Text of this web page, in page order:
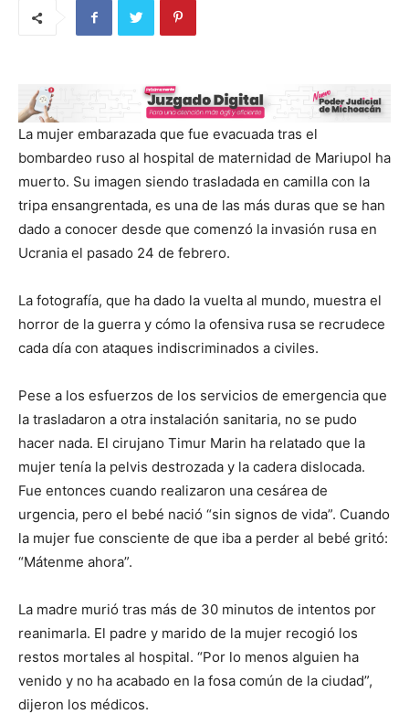
La mujer embarazada que fue evacuada tras el
bombardeo ruso al hospital de maternidad de Mariupol ha
muerto. Su imagen siendo trasladada en camilla con la
tripa ensangrentada, es una de las más duras que se han
dado a conocer desde que comenzó la invasión rusa en
Ucrania el pasado 24 de febrero.
La fotografía, que ha dado la vuelta al mundo, muestra el
horror de la guerra y cómo la ofensiva rusa se recrudece
cada día con ataques indiscriminados a civiles.
Pese a los esfuerzos de los servicios de emergencia que
la trasladaron a otra instalación sanitaria, no se pudo
hacer nada. El cirujano Timur Marin ha relatado que la
mujer tenía la pelvis destrozada y la cadera dislocada.
Fue entonces cuando realizaron una cesárea de
urgencia, pero el bebé nació “sin signos de vida”. Cuando
la mujer fue consciente de que iba a perder al bebé gritó:
“Mátenme ahora”.
La madre murió tras más de 30 minutos de intentos por
reanimarla. El padre y marido de la mujer recogió los
restos mortales al hospital. “Por lo menos alguien ha
venido y no ha acabado en la fosa común de la ciudad”,
dijeron los médicos.